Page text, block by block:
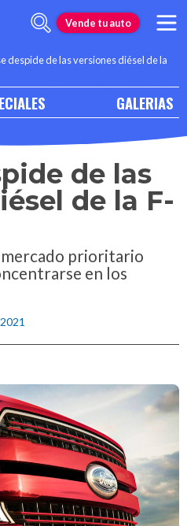
Vende tu auto
despide de las versiones diésel de la
GALERIAS
de las
de la F-
mercado prioritario
en los